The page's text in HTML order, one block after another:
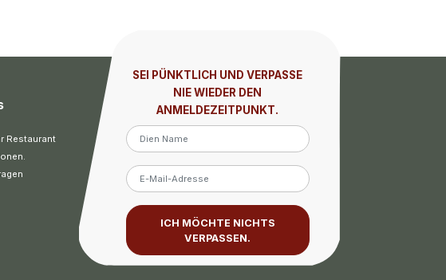
Restaurant
SEI PÜNKTLICH UND VERPASSE
NIE WIEDER DEN
ANMELDEZEITPUNKT.
ICH MÖCHTE NICHTS
VERPASSEN.